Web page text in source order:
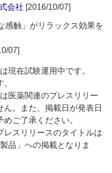
会社 [2016/10/07]
感触」がリラックス効果を
07]
現在試験運用中です。
医薬関連のプレスリリー
。また、掲載日が発表日
ご了承ください。
レスリリースのタイトルは
品」への掲載となりま